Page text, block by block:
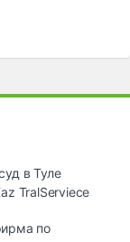
в Туле
TralServiece
по